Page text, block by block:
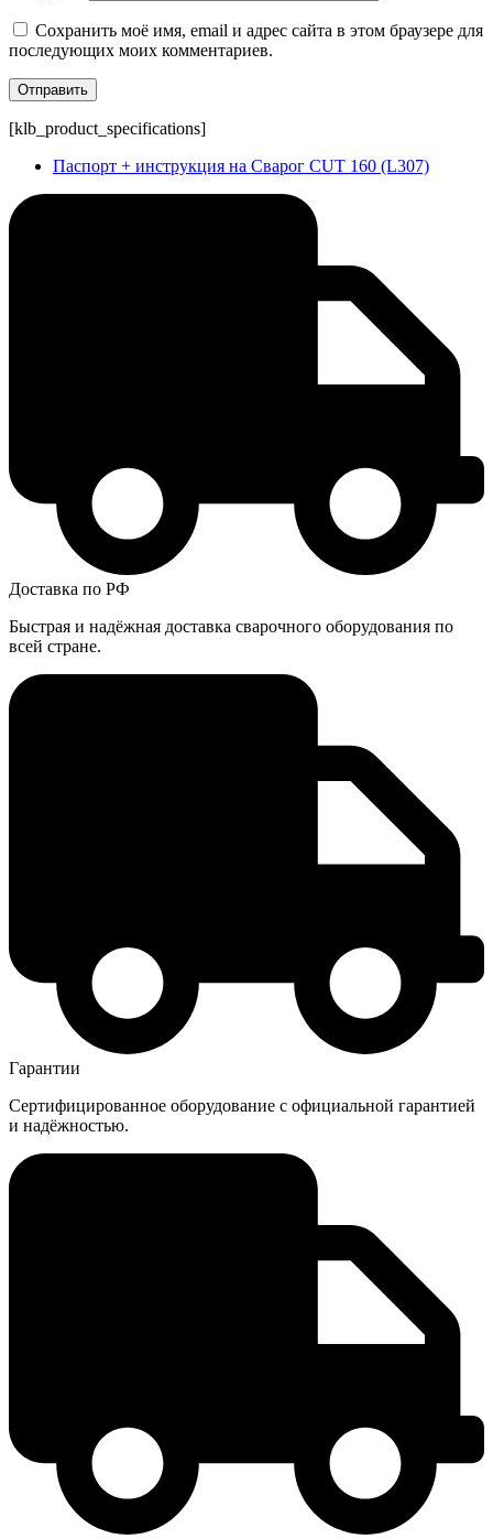
Сохранить моё имя, email и адрес сайта в этом браузере для
последующих моих комментариев.
[klb_product_specifications]
Паспорт + инструкция на Сварог CUT 160 (L307)
Доставка по РФ
Быстрая и надёжная доставка сварочного оборудования по
всей стране.
Гарантии
Сертифицированное оборудование с официальной гарантией
и надёжностью.